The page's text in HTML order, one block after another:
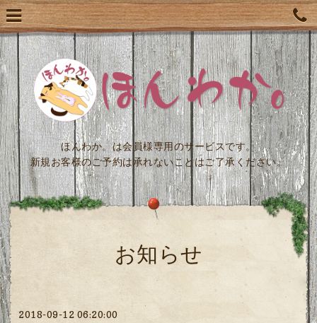
ほんわか。は会員様専用のサービスです。
新規お客様のご予約は承れないことはご了承ください。
お知らせ
2018-09-12 06:20:00